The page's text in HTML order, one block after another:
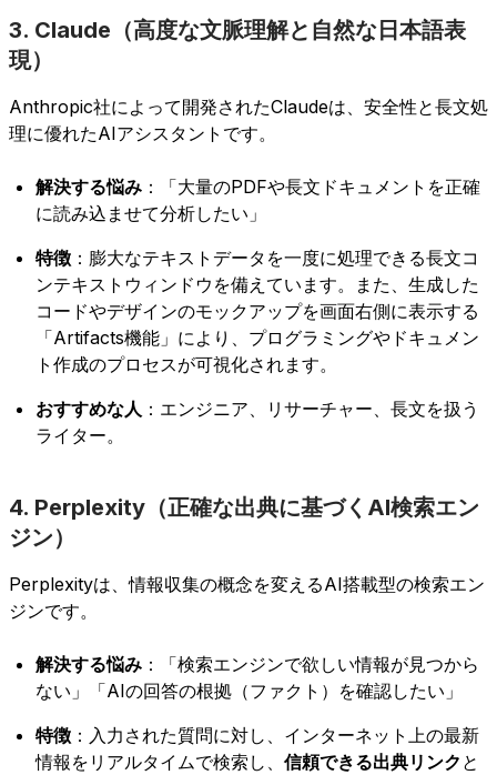
3. Claude（高度な文脈理解と自然な日本語表
現）
Anthropic社によって開発されたClaudeは、安全性と長文処
理に優れたAIアシスタントです。
解決する悩み ：「大量のPDFや長文ドキュメントを正確
に読み込ませて分析したい」
特徴 ：膨大なテキストデータを一度に処理できる長文コ
ンテキストウィンドウを備えています。また、生成した
コードやデザインのモックアップを画面右側に表示する
「Artifacts機能」により、プログラミングやドキュメン
ト作成のプロセスが可視化されます。
おすすめな人 ：エンジニア、リサーチャー、長文を扱う
ライター。
4. Perplexity（正確な出典に基づくAI検索エン
ジン）
Perplexityは、情報収集の概念を変えるAI搭載型の検索エン
ジンです。
解決する悩み ：「検索エンジンで欲しい情報が見つから
ない」「AIの回答の根拠（ファクト）を確認したい」
特徴 ：入力された質問に対し、インターネット上の最新
情報をリアルタイムで検索し、 信頼できる出典リンク と